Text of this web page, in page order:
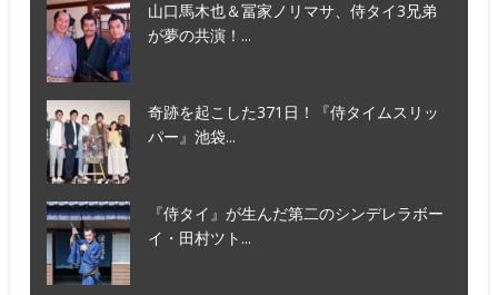
山口馬木也＆冨家ノリマサ、侍タイ3兄弟
が夢の共演！...
奇跡を起こした371日！『侍タイムスリッ
パー』池袋...
『侍タイ』が生んだ第二のシンデレラボー
イ・田村ツト...